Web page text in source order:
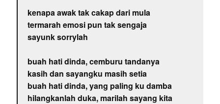
kenapa awak tak cakap dari mula
termarah emosi pun tak sengaja
sayunk sorrylah
buah hati dinda, cemburu tandanya
kasih dan sayangku masih setia
buah hati dinda, yang paling ku damba
hilangkanlah duka, marilah sayang kita